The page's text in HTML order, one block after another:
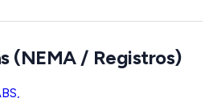
(NEMA / Registros)